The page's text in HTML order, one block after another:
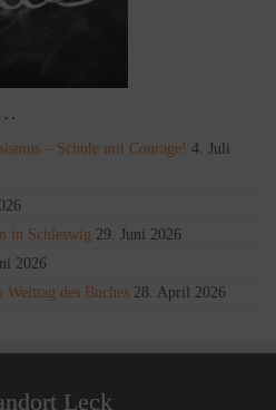
– Schule mit Courage! 4. Juli
in Schleswig 29. Juni 2026
2026
Welttag des Buches 28. April 2026
Leck